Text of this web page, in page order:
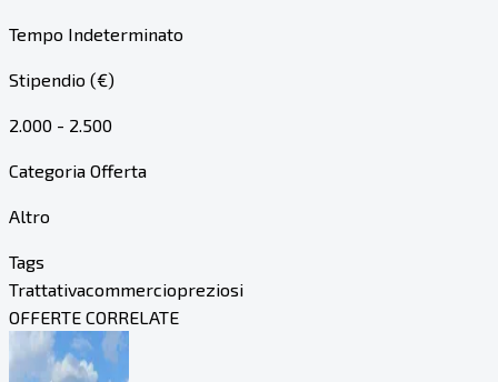
Tempo Indeterminato
Stipendio (€)
2.000 - 2.500
Categoria Offerta
Altro
Tags
Trattativacommerciopreziosi
OFFERTE CORRELATE